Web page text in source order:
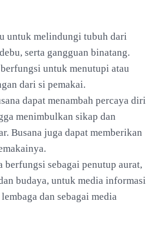
untuk melindungi tubuh dari
serta gangguan binatang.
untuk menutupi atau
dari si pemakai.
dapat menambah percaya diri
menimbulkan sikap dan
Busana juga dapat memberikan
berfungsi sebagai penutup aurat,
budaya, untuk media informasi
dan sebagai media